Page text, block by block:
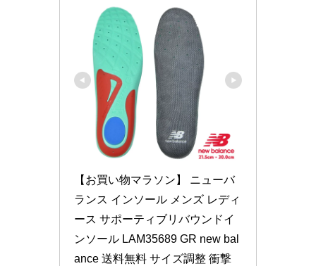
【お買い物マラソン】 ニューバ
ランス インソール メンズ レディ
ース サポーティブリバウンドイ
ンソール LAM35689 GR new bal
ance 送料無料 サイズ調整 衝撃